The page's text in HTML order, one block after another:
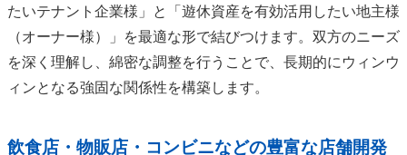
たいテナント企業様」と「遊休資産を有効活用したい地主様
（オーナー様）」を最適な形で結びつけます。双方のニーズ
を深く理解し、綿密な調整を行うことで、長期的にウィンウ
ィンとなる強固な関係性を構築します。
飲食店・物販店・コンビニなどの豊富な店舗開発